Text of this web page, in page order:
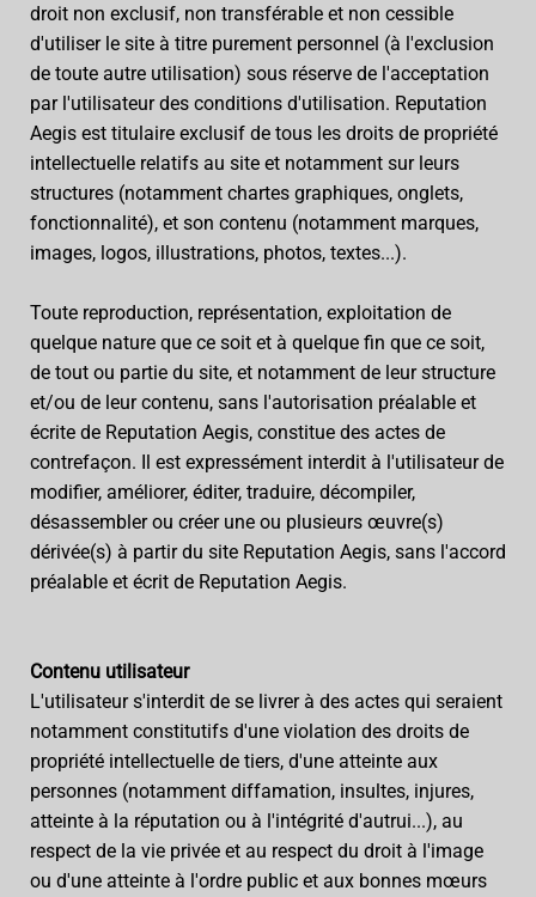
droit non exclusif, non transférable et non cessible
d'utiliser le site à titre purement personnel (à l'exclusion
de toute autre utilisation) sous réserve de l'acceptation
par l'utilisateur des conditions d'utilisation. Reputation
Aegis est titulaire exclusif de tous les droits de propriété
intellectuelle relatifs au site et notamment sur leurs
structures (notamment chartes graphiques, onglets,
fonctionnalité), et son contenu (notamment marques,
images, logos, illustrations, photos, textes...).
Toute reproduction, représentation, exploitation de
quelque nature que ce soit et à quelque fin que ce soit,
de tout ou partie du site, et notamment de leur structure
et/ou de leur contenu, sans l'autorisation préalable et
écrite de Reputation Aegis, constitue des actes de
contrefaçon. Il est expressément interdit à l'utilisateur de
modifier, améliorer, éditer, traduire, décompiler,
désassembler ou créer une ou plusieurs œuvre(s)
dérivée(s) à partir du site Reputation Aegis, sans l'accord
préalable et écrit de Reputation Aegis.
Contenu utilisateur
L'utilisateur s'interdit de se livrer à des actes qui seraient
notamment constitutifs d'une violation des droits de
propriété intellectuelle de tiers, d'une atteinte aux
personnes (notamment diffamation, insultes, injures,
atteinte à la réputation ou à l'intégrité d'autrui...), au
respect de la vie privée et au respect du droit à l'image
ou d'une atteinte à l'ordre public et aux bonnes mœurs